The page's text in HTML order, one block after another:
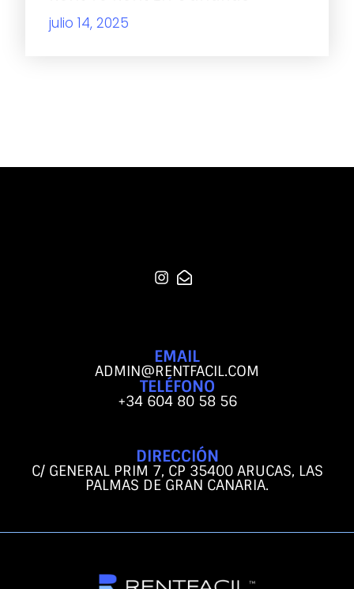
julio 14, 2025
EMAIL
ADMIN@RENTFACIL.COM
TELÉFONO
+34 604 80 58 56
DIRECCIÓN
C/ GENERAL PRIM 7, CP 35400 ARUCAS, LAS
PALMAS DE GRAN CANARIA.